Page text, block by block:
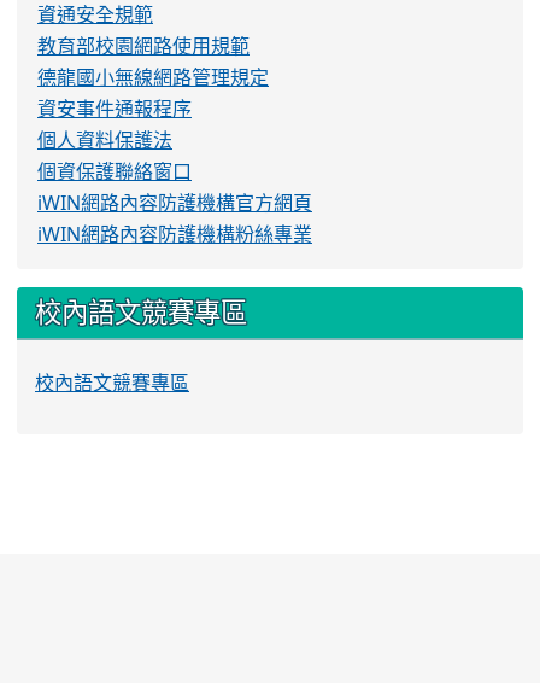
資通安全規範
教育部校園網路使用規範
德龍國小無線網路管理規定
資安事件通報程序
個人資料保護法
個資保護聯絡窗口
iWIN網路內容防護機構官方網頁
iWIN網路內容防護機構粉絲專業
校內語文競賽專區
校內語文競賽專區